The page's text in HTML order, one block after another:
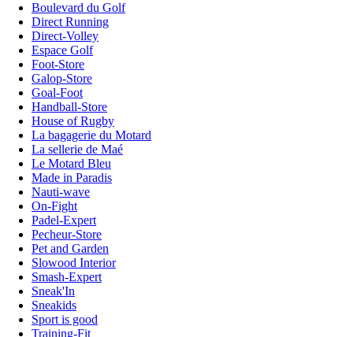
Boulevard du Golf
Direct Running
Direct-Volley
Espace Golf
Foot-Store
Galop-Store
Goal-Foot
Handball-Store
House of Rugby
La bagagerie du Motard
La sellerie de Maé
Le Motard Bleu
Made in Paradis
Nauti-wave
On-Fight
Padel-Expert
Pecheur-Store
Pet and Garden
Slowood Interior
Smash-Expert
Sneak'In
Sneakids
Sport is good
Training-Fit